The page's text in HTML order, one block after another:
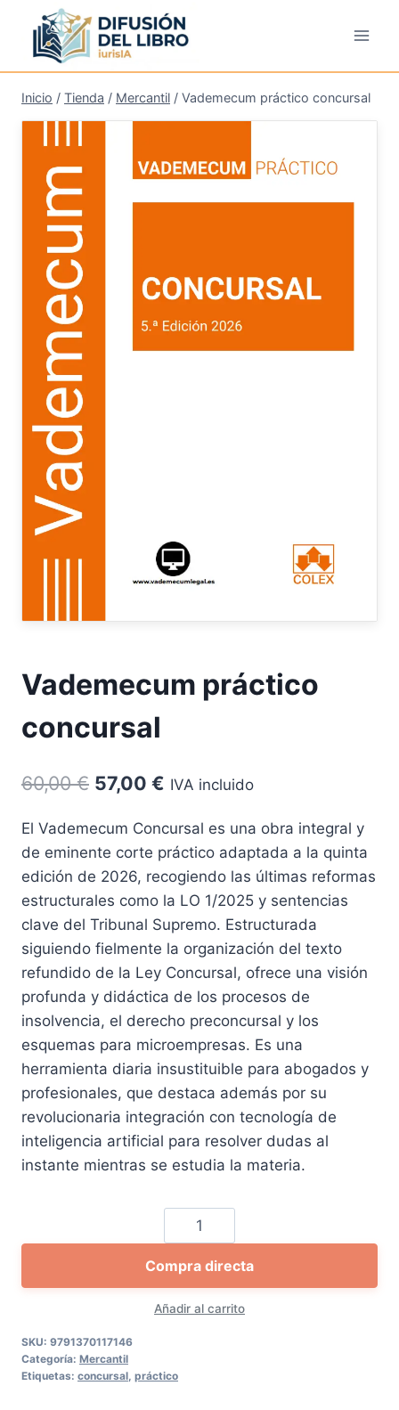
contenido
Inicio / Tienda / Mercantil / Vademecum práctico concursal
¡Oferta!
Vademecum práctico
concursal
60,00€ El
original
era:
60,00 €.
57,00 € El
actual
es:
57,00 €.
IVA incluido
El Vademecum Concursal es una obra integral y
de eminente corte práctico adaptada a la quinta
edición de 2026, recogiendo las últimas reformas
estructurales como la LO 1/2025 y sentencias
clave del Tribunal Supremo. Estructurada
siguiendo fielmente la organización del texto
refundido de la Ley Concursal, ofrece una visión
profunda y didáctica de los procesos de
insolvencia, el derecho preconcursal y los
esquemas para microempresas. Es una
herramienta diaria insustituible para abogados y
profesionales, que destaca además por su
revolucionaria integración con tecnología de
inteligencia artificial para resolver dudas al
instante mientras se estudia la materia.
Vademecum
práctico
concursal
cantidad
Añadir al carrito
Compra directa
SKU: 9791370117146
Categoría: Mercantil
Etiquetas: concursal, práctico